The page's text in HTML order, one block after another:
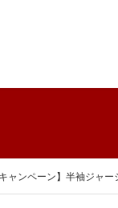
キャンペーン】半袖ジャ